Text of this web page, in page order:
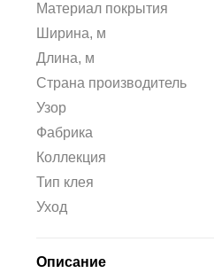
Материал покрытия
Ширина, м
Длина, м
Страна производитель
Узор
Фабрика
Коллекция
Тип клея
Уход
Описание